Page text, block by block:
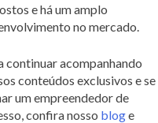
e há um amplo
no mercado.
continuar acompanhando
conteúdos exclusivos e se
um empreendedor de
confira nosso bloge